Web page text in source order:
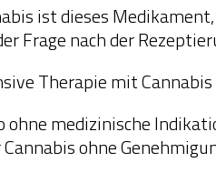
ist dieses
Frage nach der
Therapie mit
medizinische
ohne